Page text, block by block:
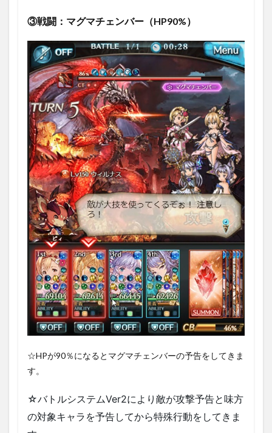
③戦闘：マグマチェンバー（HP90%）
☆HPが90％になるとマグマチェンバーの予告をしてきま
す。
☆バトルシステムVer2により敵が攻撃予告と味方
の対象キャラを予告してから特殊行動をしてきま